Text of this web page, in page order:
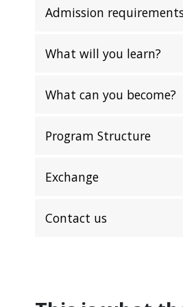
Admission
What will you learn?
What can you become?
Program Structure
Exchange
Contact us